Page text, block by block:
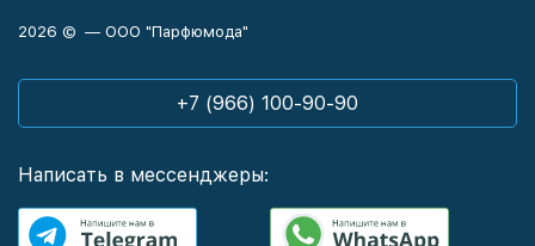
2026 © — ООО "Парфюмода"
+7 (966) 100-90-90
Написать в мессенджеры: